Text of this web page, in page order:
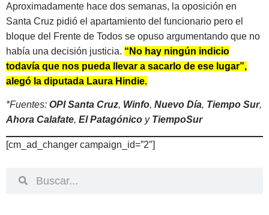
Aproximadamente hace dos semanas, la oposición en
Santa Cruz pidió el apartamiento del funcionario pero el
bloque del Frente de Todos se opuso argumentando que no
había una decisión justicia. “No hay ningún indicio
todavía que nos pueda llevar a sacarlo de ese lugar”,
alegó la diputada Laura Hindie.
*Fuentes: OPI Santa Cruz, Winfo, Nuevo Día, Tiempo Sur,
Ahora Calafate, El Patagónico y TiempoSur
[cm_ad_changer campaign_id=”2″]